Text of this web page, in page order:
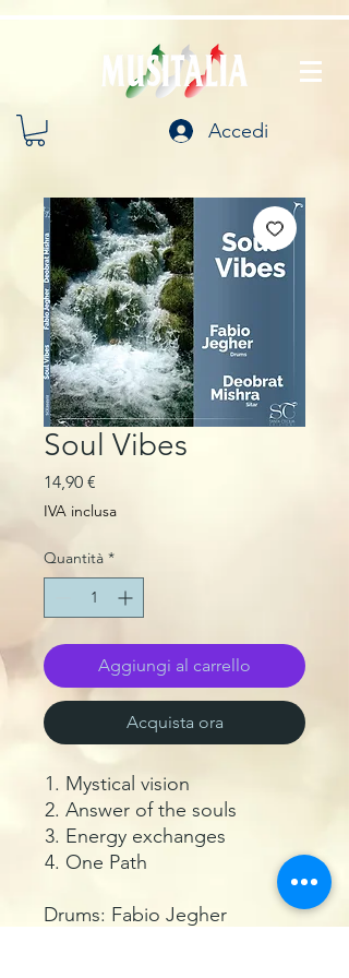
Accedi
Soul Vibes
14,90 €
IVA inclusa
Quantità *
Aggiungi al carrello
Acquista ora
Mystical vision
Answer of the souls
Energy exchanges
One Path
Drums: Fabio Jegher